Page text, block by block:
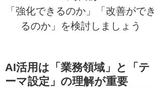
「強化できるのか」「改善ができ
るのか」を検討しましょう
AI活用は「業務領域」と「テ
ーマ設定」の理解が重要